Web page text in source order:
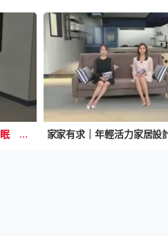
家家有求｜跟瑞典人學習塑造優質睡眠 家居設置兒童遊樂場 極簡設計用白色襯托鮮豔色彩